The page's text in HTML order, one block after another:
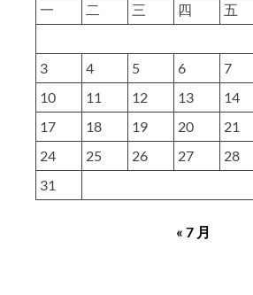
一
二 三 四 五
3
4 5 6 7
10
11 12 13 14
17
18 19 20 21
24
25 26 27 28
31
« 7 月